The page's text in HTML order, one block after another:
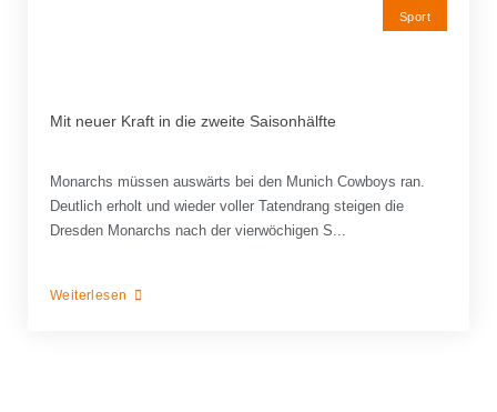
Sport
Mit neuer Kraft in die zweite Saisonhälfte
Monarchs müssen auswärts bei den Munich Cowboys ran.
Deutlich erholt und wieder voller Tatendrang steigen die
Dresden Monarchs nach der vierwöchigen S...
Weiterlesen